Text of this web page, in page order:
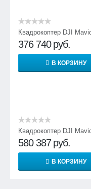
Квадрокоптер DJI
376 740 руб.
В КОРЗИНУ
Квадрокоптер DJI
580 387 руб.
В КОРЗИНУ